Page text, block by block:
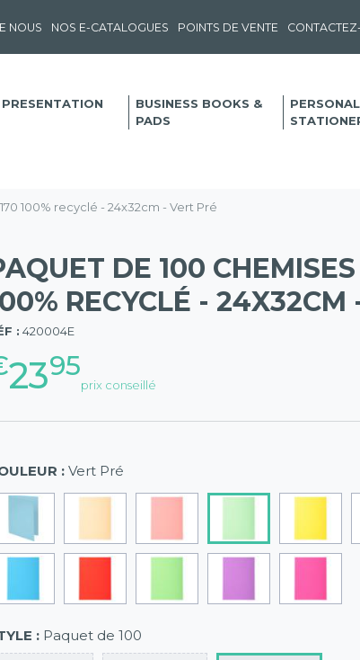
NOUS NOS E-CATALOGUES POINTS DE VENTE
PRESENTATION
BUSINESS BOOKS &
PADS
PERSONAL
100% recyclé - 24x32cm - Vert Pré
DE 100
RECYCLÉ - 24X32CM
: 420004E
2395
prix conseillé
(57)
: Vert Pré
: Paquet de 100